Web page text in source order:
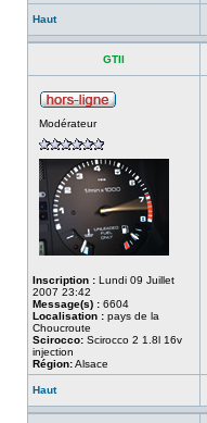
Haut
GTII
Modérateur
Inscription : Lundi 09 Juillet
2007 23:42
Message(s) : 6604
Localisation : pays de la
Choucroute
Scirocco: Scirocco 2 1.8l 16v
injection
Région:Alsace
Haut